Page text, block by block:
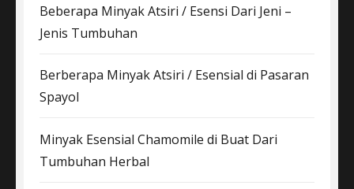
Beberapa Minyak Atsiri / Esensi Dari Jeni –
Jenis Tumbuhan
Berberapa Minyak Atsiri / Esensial di Pasaran
Spayol
Minyak Esensial Chamomile di Buat Dari
Tumbuhan Herbal